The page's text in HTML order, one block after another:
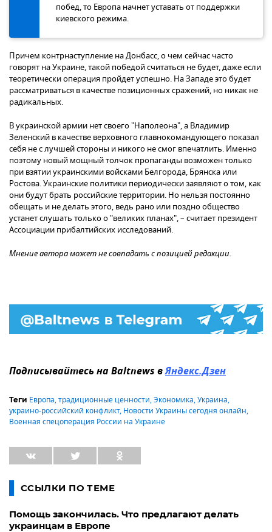
побед, то Европа начнет уставать от поддержки
киевского режима.
Причем контрнаступление на Донбасс, о чем сейчас часто
говорят на Украине, такой победой считаться не будет, даже если
теоретически операция пройдет успешно. На Западе это будет
рассматриваться в качестве позиционных сражений, но никак не
радикальных.
В украинской армии нет своего "Наполеона", а Владимир
Зеленский в качестве верховного главнокомандующего показал
себя не с лучшей стороны и никого не смог впечатлить. Именно
поэтому новый мощный толчок пропаганды возможен только
при взятии украинскими войсками Белгорода, Брянска или
Ростова. Украинские политики периодически заявляют о том, как
они будут брать российские территории. Но нельзя постоянно
обещать и не делать этого, ведь рано или поздно общество
устанет слушать только о "великих планах", – считает президент
Ассоциации прибалтийских исследований.
Мнение автора может не совпадать с позицией редакции.
Подписывайтесь на Baltnews вЯндекс.Дзен
Теги Европа,традиционные ценности,Экономика,Украина,
украино-российский конфликт, Новости Украины сегодня онлайн,
Военная спецоперация России на Украине
ССЫЛКИ ПО ТЕМЕ
Помощь закончилась. Что предлагают делать
украинцам в Европе